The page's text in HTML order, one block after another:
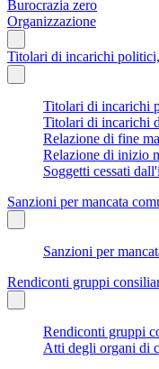
Burocrazia zero
Organizzazione
Titolari di incarichi
Titolari di incarichi
Titolari di incarichi
Relazione di fine
Relazione di inizio
Soggetti cessati
Sanzioni per mancata
Sanzioni per
Rendiconti gruppi
Rendiconti gruppi
Atti degli organi di